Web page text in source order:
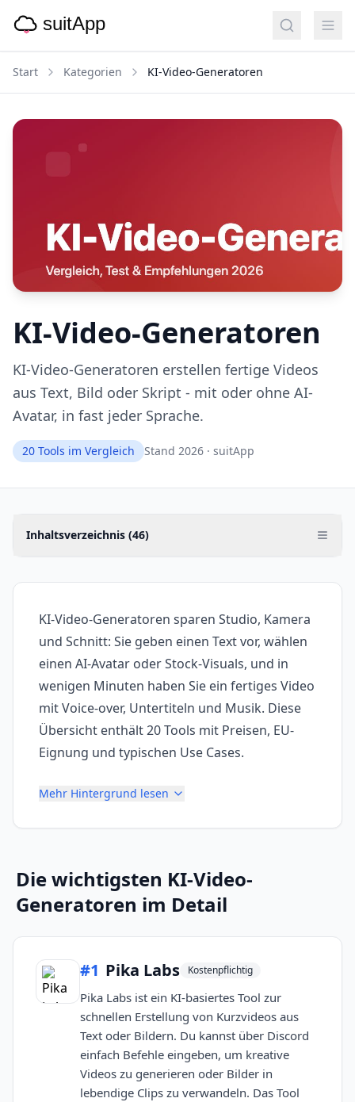
Start Kategorien KI-Video-Generatoren
KI-Video-Generatoren
KI-Video-Generatoren erstellen fertige Videos
aus Text, Bild oder Skript - mit oder ohne AI-
Avatar, in fast jeder Sprache.
20 Tools im Vergleich Stand 2026 · suitApp
Inhaltsverzeichnis (46)
KI-Video-Generatoren sparen Studio, Kamera
und Schnitt: Sie geben einen Text vor, wählen
einen AI-Avatar oder Stock-Visuals, und in
wenigen Minuten haben Sie ein fertiges Video
mit Voice-over, Untertiteln und Musik. Diese
Übersicht enthält 20 Tools mit Preisen, EU-
Eignung und typischen Use Cases.
Mehr Hintergrund lesen
Die wichtigsten KI-Video-
Generatoren im Detail
#1 Pika Labs Kostenpflichtig
Pika Labs ist ein KI-basiertes Tool zur
schnellen Erstellung von Kurzvideos aus
Text oder Bildern. Du kannst über Discord
einfach Befehle eingeben, um kreative
Videos zu generieren oder Bilder in
lebendige Clips zu verwandeln. Das Tool